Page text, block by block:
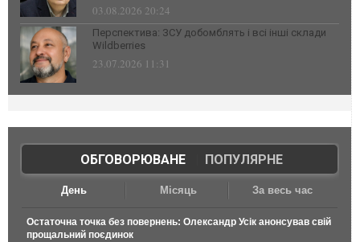
03.08.2026 20:24
Перспектива: ЗСУ добомблять і всі інші склади
Wildberries
23.07.2026 11:31
ОБГОВОРЮВАНЕ| ПОПУЛЯРНЕ
День Місяць За весь час
Остаточна точка без повернень: Олександр Усік анонсував свій
прощальний поєдинок